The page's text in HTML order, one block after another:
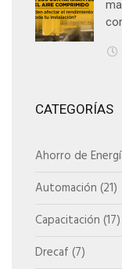
CATEGORÍAS
Ahorro de
Automación (21)
Capacitación (17)
Drecaf (7)